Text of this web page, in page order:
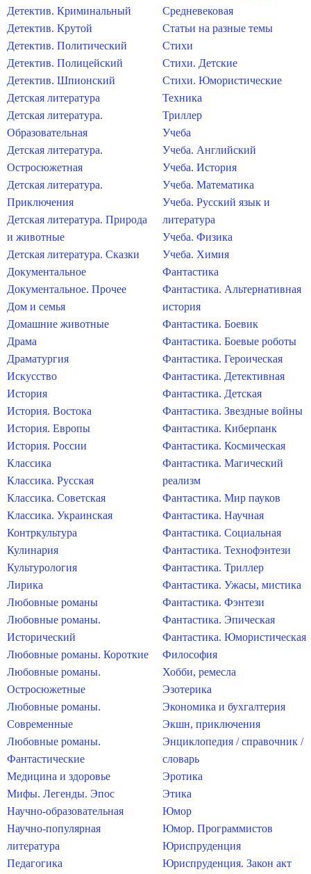
Детектив. Криминальный
Детектив. Крутой
Детектив. Политический
Детектив. Полицейский
Детектив. Шпионский
Детская литература
Детская литература.
Образовательная
Детская литература.
Остросюжетная
Детская литература.
Приключения
Детская литература. Природа
и животные
Детская литература. Сказки
Документальное
Документальное. Прочее
Дом и семья
Домашние животные
Драма
Драматургия
Искусство
История
История. Востока
История. Европы
История. России
Классика
Классика. Русская
Классика. Советская
Классика. Украинская
Контркультура
Кулинария
Культурология
Лирика
Любовные романы
Любовные романы.
Исторический
Любовные романы. Короткие
Любовные романы.
Остросюжетные
Любовные романы.
Современные
Любовные романы.
Фантастические
Медицина и здоровье
Мифы. Легенды. Эпос
Научно-образовательная
Научно-популярная
литература
Педагогика
Средневековая
Статьи на разные темы
Стихи
Стихи. Детские
Стихи. Юмористические
Техника
Триллер
Учеба
Учеба. Английский
Учеба. История
Учеба. Математика
Учеба. Русский язык и
литература
Учеба. Физика
Учеба. Химия
Фантастика
Фантастика. Альтернативная
история
Фантастика. Боевик
Фантастика. Боевые роботы
Фантастика. Героическая
Фантастика. Детективная
Фантастика. Детская
Фантастика. Звездные войны
Фантастика. Киберпанк
Фантастика. Космическая
Фантастика. Магический
реализм
Фантастика. Мир пауков
Фантастика. Научная
Фантастика. Социальная
Фантастика. Технофэнтези
Фантастика. Триллер
Фантастика. Ужасы, мистика
Фантастика. Фэнтези
Фантастика. Эпическая
Фантастика. Юмористическая
Философия
Хобби, ремесла
Эзотерика
Экономика и бухгалтерия
Экшн, приключения
Энциклопедия / справочник /
словарь
Эротика
Этика
Юмор
Юмор. Программистов
Юриспруденция
Юриспруденция. Закон акт